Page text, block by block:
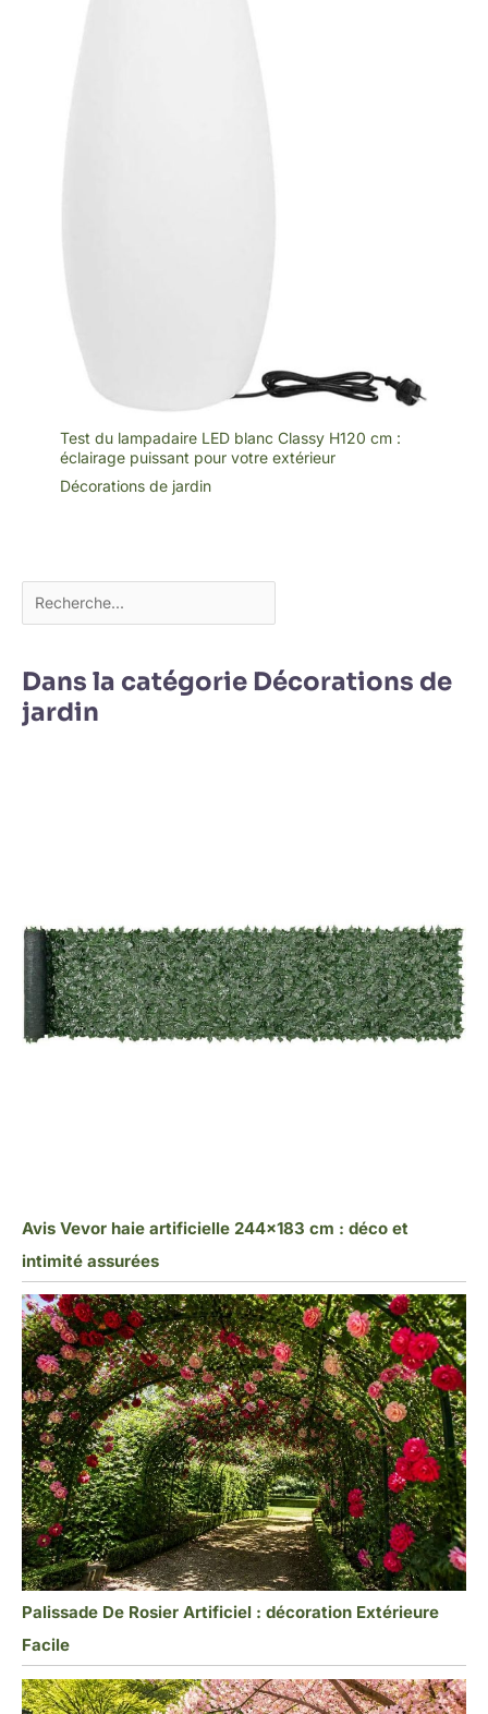
Test du lampadaire LED blanc Classy H120 cm :
éclairage puissant pour votre extérieur
Décorations de jardin
Dans la catégorie Décorations de
jardin
Avis Vevor haie artificielle 244×183 cm : déco et
intimité assurées
Palissade De Rosier Artificiel : décoration Extérieure
Facile